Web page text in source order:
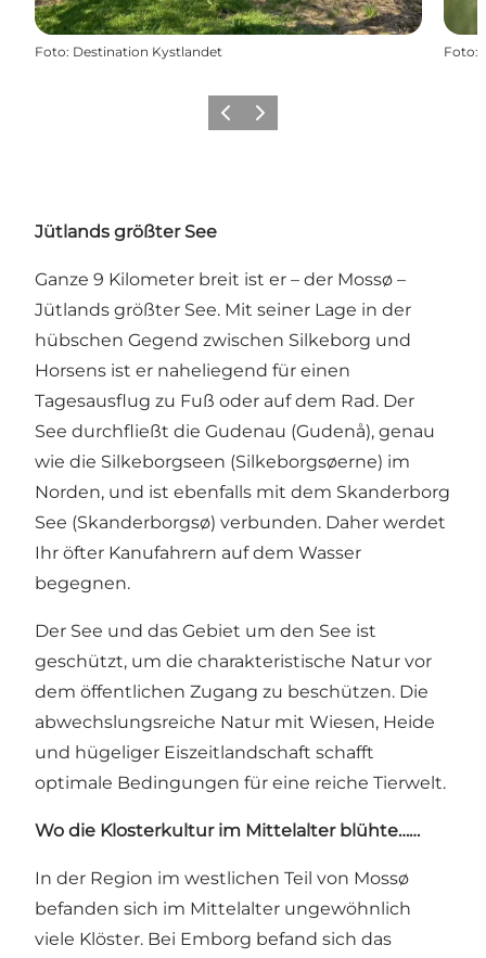
Foto: Destination Kystlandet Foto:
ZurückWeiter
Jütlands größter See
Ganze 9 Kilometer breit ist er – der Mossø –
Jütlands größter See. Mit seiner Lage in der
hübschen Gegend zwischen Silkeborg und
Horsens ist er naheliegend für einen
Tagesausflug zu Fuß oder auf dem Rad. Der
See durchfließt die Gudenau (Gudenå), genau
wie die Silkeborgseen (Silkeborgsøerne) im
Norden, und ist ebenfalls mit dem Skanderborg
See (Skanderborgsø) verbunden. Daher werdet
Ihr öfter Kanufahrern auf dem Wasser
begegnen.
Der See und das Gebiet um den See ist
geschützt, um die charakteristische Natur vor
dem öffentlichen Zugang zu beschützen. Die
abwechslungsreiche Natur mit Wiesen, Heide
und hügeliger Eiszeitlandschaft schafft
optimale Bedingungen für eine reiche Tierwelt.
Wo die Klosterkultur im Mittelalter blühte……
In der Region im westlichen Teil von Mossø
befanden sich im Mittelalter ungewöhnlich
viele Klöster. Bei Emborg befand sich das